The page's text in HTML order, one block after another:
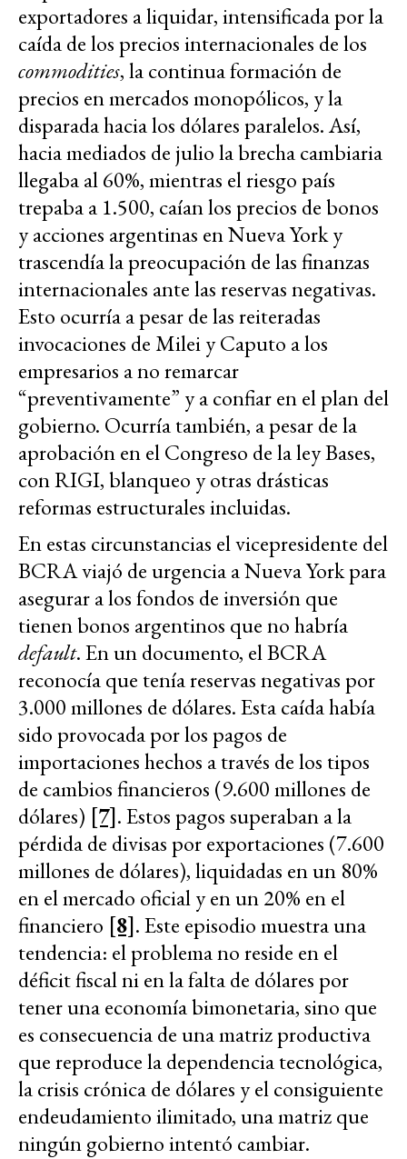
exportadores a liquidar, intensificada por la
caída de los precios internacionales de los
commodities, la continua formación de
precios en mercados monopólicos, y la
disparada hacia los dólares paralelos. Así,
hacia mediados de julio la brecha cambiaria
llegaba al 60%, mientras el riesgo país
trepaba a 1.500, caían los precios de bonos
y acciones argentinas en Nueva York y
trascendía la preocupación de las finanzas
internacionales ante las reservas negativas.
Esto ocurría a pesar de las reiteradas
invocaciones de Milei y Caputo a los
empresarios a no remarcar
“preventivamente” y a confiar en el plan del
gobierno. Ocurría también, a pesar de la
aprobación en el Congreso de la ley Bases,
con RIGI, blanqueo y otras drásticas
reformas estructurales incluidas.
En estas circunstancias el vicepresidente del
BCRA viajó de urgencia a Nueva York para
asegurar a los fondos de inversión que
tienen bonos argentinos que no habría
default. En un documento, el BCRA
reconocía que tenía reservas negativas por
3.000 millones de dólares. Esta caída había
sido provocada por los pagos de
importaciones hechos a través de los tipos
de cambios financieros (9.600 millones de
dólares) [7]. Estos pagos superaban a la
pérdida de divisas por exportaciones (7.600
millones de dólares), liquidadas en un 80%
en el mercado oficial y en un 20% en el
financiero [8]. Este episodio muestra una
tendencia: el problema no reside en el
déficit fiscal ni en la falta de dólares por
tener una economía bimonetaria, sino que
es consecuencia de una matriz productiva
que reproduce la dependencia tecnológica,
la crisis crónica de dólares y el consiguiente
endeudamiento ilimitado, una matriz que
ningún gobierno intentó cambiar.